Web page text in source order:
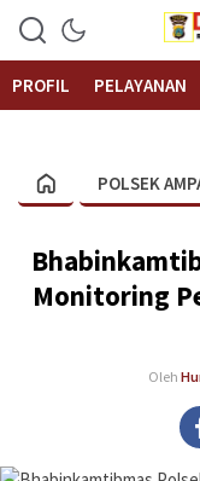
PROFIL
PELAYANAN
POLSEK
Monitoring
Oleh